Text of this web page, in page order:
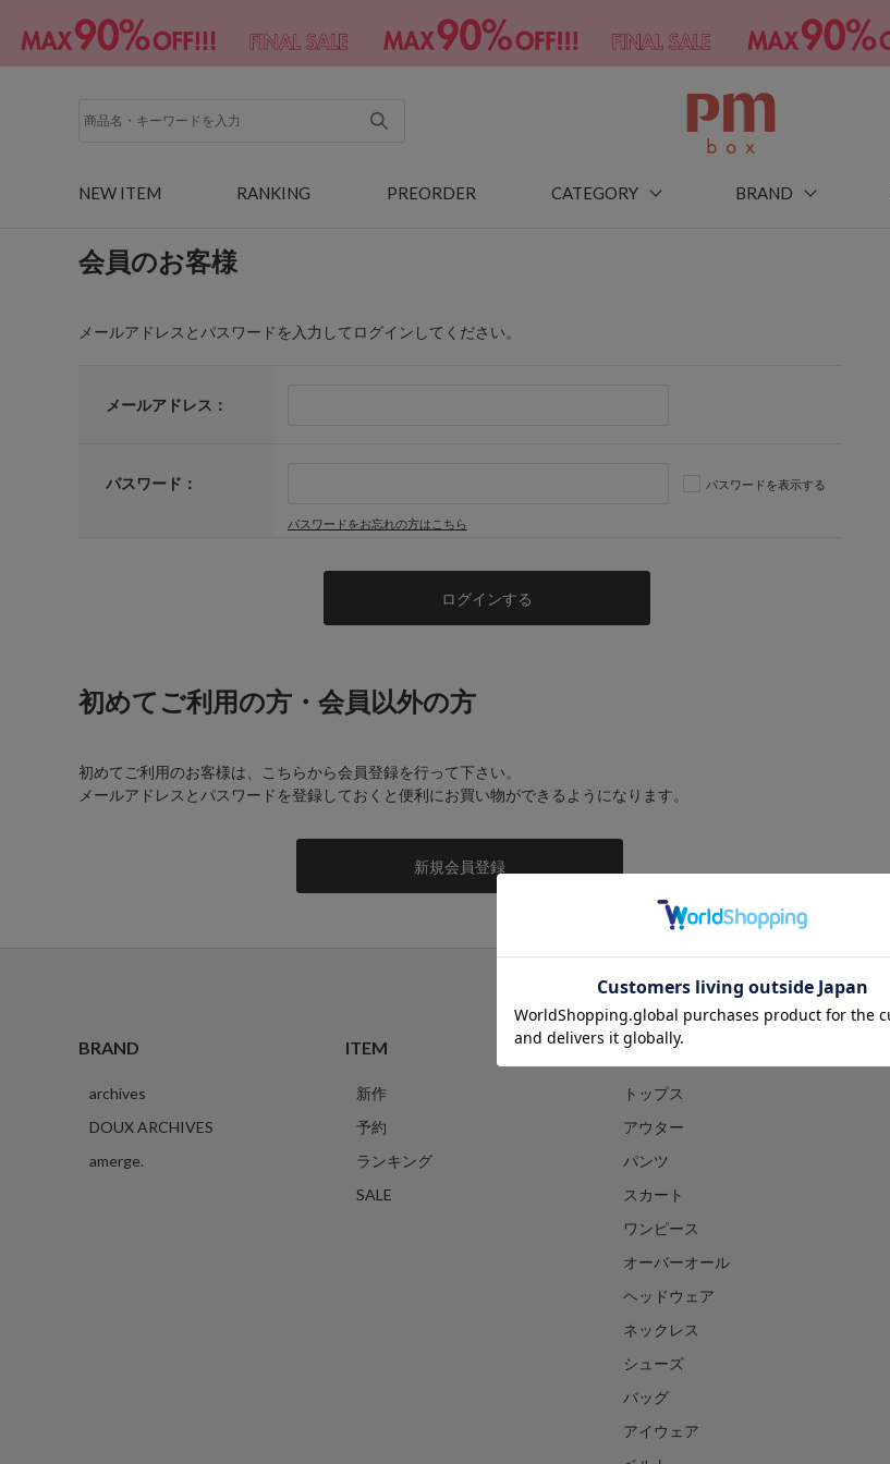
NEW ITEM RANKING PREORDER CATEGORY BRAND
会員のお客様
メールアドレスとパスワードを入力してログインしてください。
メールアドレス：
パスワード： パスワードを表示する
パスワードをお忘れの方はこちら
初めてご利用の方・会員以外の方
初めてご利用のお客様は、こちらから会員登録を行って下さい。
メールアドレスとパスワードを登録しておくと便利にお買い物ができるようになります。
BRAND
archives
DOUX ARCHIVES
amerge.
ITEM
新作
予約
ランキング
SALE
CATEGORY
トップス
アウター
パンツ
スカート
ワンピース
オーバーオール
ヘッドウェア
ネックレス
シューズ
バッグ
アイウェア